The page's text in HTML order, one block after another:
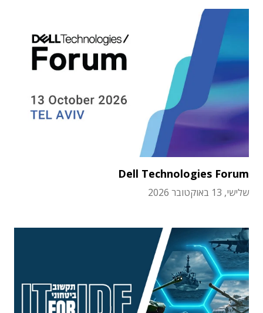
Dell Technologies Forum
שלישי, 13 באוקטובר 2026